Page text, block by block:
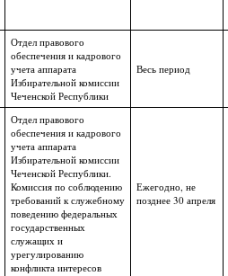
Отдел правового
обеспечения и кадрового
учета аппарата
Избирательной комиссии
Чеченской Республики
Весь период
Отдел правового
обеспечения и кадрового
учета аппарата
Избирательной комиссии
Чеченской Республики.
Комиссия по соблюдению
требований к служебному
поведению федеральных
государственных
служащих и
урегулированию
конфликта интересов
Ежегодно, не
позднее 30 апреля